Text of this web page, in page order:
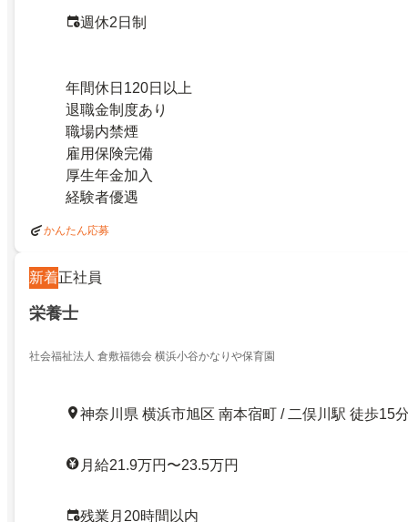
週休2日制
年間休日120日以上
退職金制度あり
職場内禁煙
雇用保険完備
厚生年金加入
経験者優遇
かんたん応募
新着正社員
栄養士
社会福祉法人 倉敷福徳会 横浜小谷かなりや保育園
神奈川県 横浜市旭区 南本宿町 / 二俣川駅 徒歩15
月給21.9万円〜23.5万円
残業月20時間以内